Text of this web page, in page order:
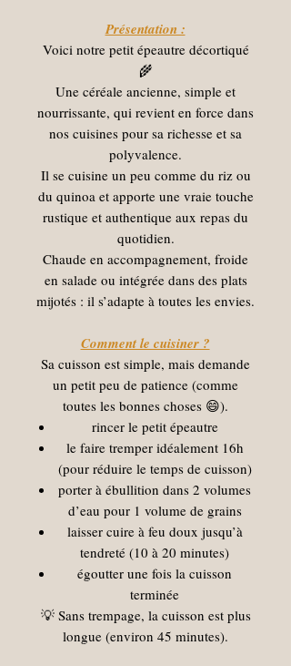
Présentation :
Voici notre petit épeautre décortiqué
🌾
Une céréale ancienne, simple et
nourrissante, qui revient en force dans
nos cuisines pour sa richesse et sa
polyvalence.
Il se cuisine un peu comme du riz ou
du quinoa et apporte une vraie touche
rustique et authentique aux repas du
quotidien.
Chaude en accompagnement, froide
en salade ou intégrée dans des plats
mijotés : il s’adapte à toutes les envies.
Comment le cuisiner ?
Sa cuisson est simple, mais demande
un petit peu de patience (comme
toutes les bonnes choses 😄).
rincer le petit épeautre
le faire tremper idéalement 16h
(pour réduire le temps de cuisson)
porter à ébullition dans 2 volumes
d’eau pour 1 volume de grains
laisser cuire à feu doux jusqu’à
tendreté (10 à 20 minutes)
égoutter une fois la cuisson
terminée
💡 Sans trempage, la cuisson est plus
longue (environ 45 minutes).